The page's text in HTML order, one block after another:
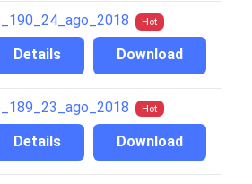
Hot
Download
Details
Hot
Download
Details